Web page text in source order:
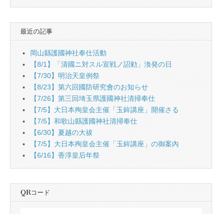
最近の記事
岡山縣護國神社奉仕活動
【8/1】「清國ニ対スル宣戦ノ詔勅」渙発の日
【7/30】明治天皇例祭
【8/23】第六回國防研究會のお知らせ
【7/26】第三回埼玉県護國神社清掃奉仕
【7/5】大日本殉皇会主催「玉鉾講座」開催さる
【7/5】和歌山縣護國神社清掃奉仕
【6/30】夏越の大祓
【7/5】大日本殉皇会主催「玉鉾講座」の御案內
【6/16】香淳皇后年祭
QRコード